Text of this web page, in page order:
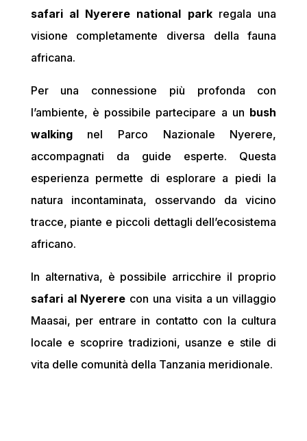
safari al Nyerere national parkregala una
visione completamente diversa della fauna
africana.
Per una connessione più profonda con
l’ambiente, è possibile partecipare a un bush
walkingnel Parco Nazionale Nyerere,
accompagnati da guide esperte. Questa
esperienza permette di esplorare a piedi la
natura incontaminata, osservando da vicino
tracce, piante e piccoli dettagli dell’ecosistema
africano.
In alternativa, è possibile arricchire il proprio
safari al Nyerere con una visita a un villaggio
Maasai, per entrare in contatto con la cultura
locale e scoprire tradizioni, usanze e stile di
vita delle comunità della Tanzania meridionale.